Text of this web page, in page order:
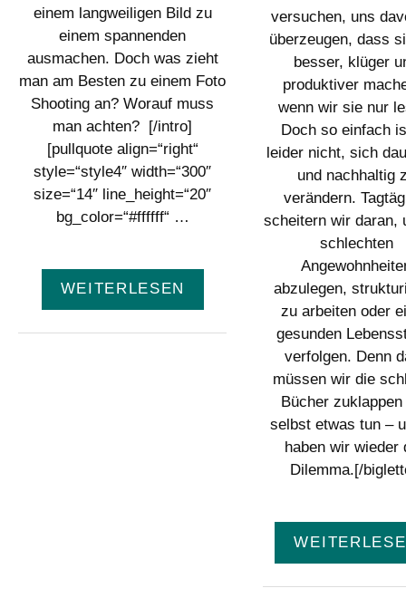
einem langweiligen Bild zu
einem spannenden
ausmachen. Doch was zieht
man am Besten zu einem Foto
Shooting an? Worauf muss
man achten? [/intro]
[pullquote align=“right“
style=“style4″ width=“300″
size=“14″ line_height=“20″
bg_color=“#ffffff“ …
WEITERLESEN
versuchen, uns
überzeugen, dass
besser, klüger
produktiver
wenn wir sie nur
Doch so einfach
leider nicht, sich
und nachhaltig
verändern.
scheitern wir daran,
schlechten
abzulegen,
zu arbeiten oder
gesunden
verfolgen. Denn
müssen wir die
Bücher zuklappen
selbst etwas tun –
haben wir wieder
Dilemma.[/